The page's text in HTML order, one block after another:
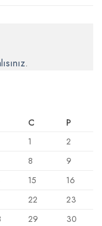
.
C
P
1
2
8
9
15
16
22
23
29
30